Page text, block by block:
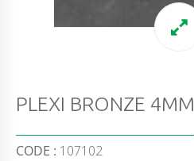
PLEXI BRONZE 4MM
CODE : 107102